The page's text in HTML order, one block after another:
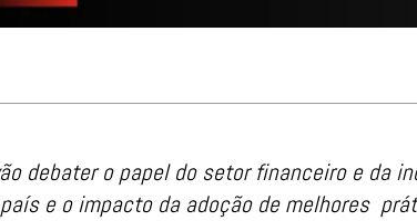
debater o papel do setor financeiro e da
e o impacto da adoção de melhores